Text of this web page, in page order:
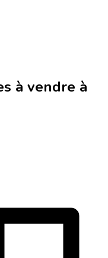
à vendre à